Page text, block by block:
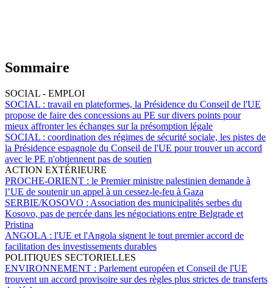
Sommaire
SOCIAL - EMPLOI
SOCIAL : travail en plateformes, la Présidence du Conseil de l'UE
propose de faire des concessions au PE sur divers points pour
mieux affronter les échanges sur la présomption légale
SOCIAL : coordination des régimes de sécurité sociale, les pistes de
la Présidence espagnole du Conseil de l'UE pour trouver un accord
avec le PE n'obtiennent pas de soutien
ACTION EXTÉRIEURE
PROCHE-ORIENT : le Premier ministre palestinien demande à
l’UE de soutenir un appel à un cessez-le-feu à Gaza
SERBIE/KOSOVO : Association des municipalités serbes du
Kosovo, pas de percée dans les négociations entre Belgrade et
Pristina
ANGOLA : l'UE et l'Angola signent le tout premier accord de
facilitation des investissements durables
POLITIQUES SECTORIELLES
ENVIRONNEMENT : Parlement européen et Conseil de l'UE
trouvent un accord provisoire sur des règles plus strictes de transferts